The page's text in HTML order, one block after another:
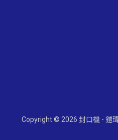
Copyright © 2026 封口機 - 鎧